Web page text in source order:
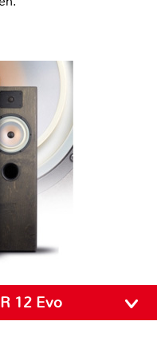
12 Evo